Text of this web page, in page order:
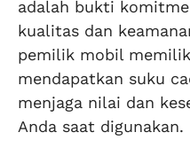
adalah bukti
kualitas dan
pemilik mobil
mendapatkan suku
menjaga nilai dan
Anda saat digunakan.